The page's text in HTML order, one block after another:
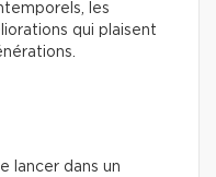
les
qui plaisent
lancer dans un